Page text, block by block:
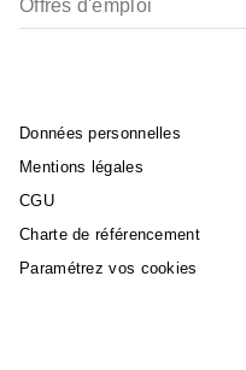
Offres d'emploi
Données personnelles
Mentions légales
CGU
Charte de référencement
Paramétrez vos cookies